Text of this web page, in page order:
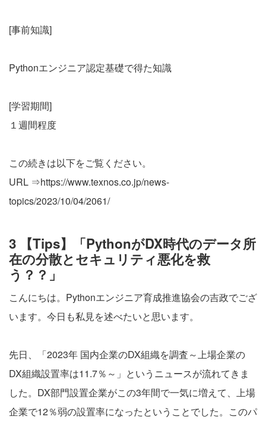
[事前知識]
Pythonエンジニア認定基礎で得た知識
[学習期間]
１週間程度
この続きは以下をご覧ください。
URL ⇒https://www.texnos.co.jp/news-
topics/2023/10/04/2061/
3 【Tips】「PythonがDX時代のデータ所
在の分散とセキュリティ悪化を救
う？？」
こんにちは。Pythonエンジニア育成推進協会の吉政でござ
います。今日も私見を述べたいと思います。
先日、「2023年 国内企業のDX組織を調査～上場企業の
DX組織設置率は11.7％～」というニュースが流れてきま
した。DX部門設置企業がこの3年間で一気に増えて、上場
企業で12％弱の設置率になったということでした。このパ